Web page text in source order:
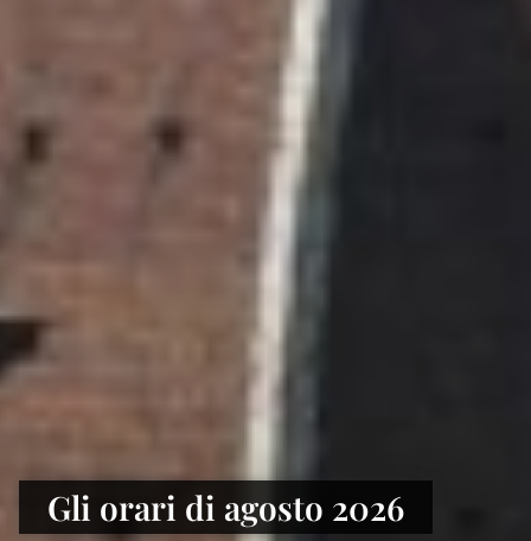
Gli orari di agosto 2026